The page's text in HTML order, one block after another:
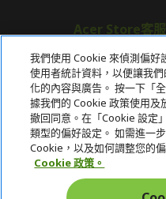
Acer Store客
關
宏碁
我們使用 Cookie 來偵測偏好
使用者統計資料，以便讓我
化的內容與廣告。 按一下「
據我們的 Cookie 政策使用
撤回同意。在「Cookie 設定
類型的偏好設定。 如需進一
Cookie，以及如何調整您的
Cookie 政策。